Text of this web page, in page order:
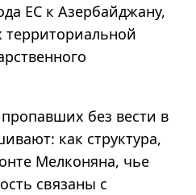
ЕС к Азербайджану,
территориальной
без вести в
как структура,
Мелконяна, чье
связаны с